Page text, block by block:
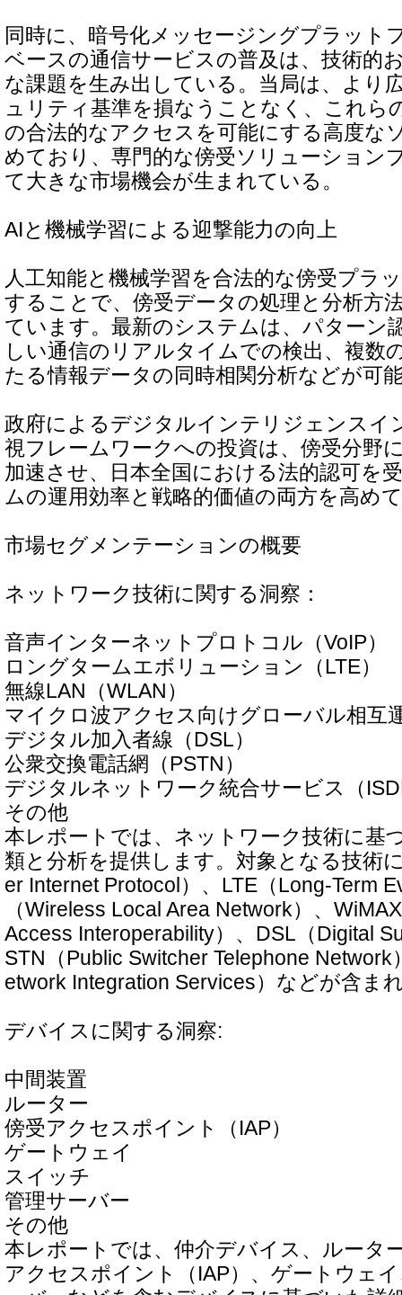
同時に、暗号化メッセージングプラット
ベースの通信サービスの普及は、技術的
な課題を生み出している。当局は、より
ュリティ基準を損なうことなく、これら
の合法的なアクセスを可能にする高度な
めており、専門的な傍受ソリューション
て大きな市場機会が生まれている。
AIと機械学習による迎撃能力の向上
人工知能と機械学習を合法的な傍受プラ
することで、傍受データの処理と分析方
ています。最新のシステムは、パターン
しい通信のリアルタイムでの検出、複数
たる情報データの同時相関分析などが可
政府によるデジタルインテリジェンスイ
視フレームワークへの投資は、傍受分野
加速させ、日本全国における法的認可を
ムの運用効率と戦略的価値の両方を高め
市場セグメンテーションの概要
ネットワーク技術に関する洞察：
音声インターネットプロトコル（VoIP）
ロングタームエボリューション（LTE）
無線LAN（WLAN）
マイクロ波アクセス向けグローバル相互
デジタル加入者線（DSL）
公衆交換電話網（PSTN）
デジタルネットワーク統合サービス（
その他
本レポートでは、ネットワーク技術に基
類と分析を提供します。対象となる技術
er Internet Protocol）、LTE（Long-Term
（Wireless Local Area Network）、
Access Interoperability）、DSL（Digital
STN（Public Switcher Telephone Network
etwork Integration Services）などが含ま
デバイスに関する洞察:
中間装置
ルーター
傍受アクセスポイント（IAP）
ゲートウェイ
スイッチ
管理サーバー
その他
本レポートでは、仲介デバイス、ルータ
アクセスポイント（IAP）、ゲートウェ